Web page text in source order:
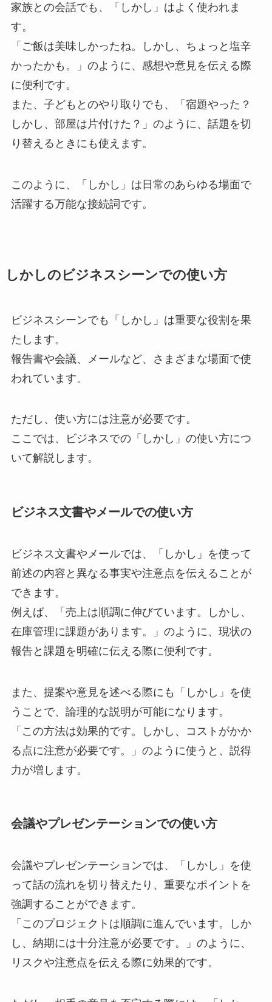
家族との会話でも、「しかし」はよく使われま
す。
「ご飯は美味しかったね。しかし、ちょっと塩辛
かったかも。」のように、感想や意見を伝える際
に便利です。
また、子どもとのやり取りでも、「宿題やった？
しかし、部屋は片付けた？」のように、話題を切
り替えるときにも使えます。
このように、「しかし」は日常のあらゆる場面で
活躍する万能な接続詞です。
しかしのビジネスシーンでの使い方
ビジネスシーンでも「しかし」は重要な役割を果
たします。
報告書や会議、メールなど、さまざまな場面で使
われています。
ただし、使い方には注意が必要です。
ここでは、ビジネスでの「しかし」の使い方につ
いて解説します。
ビジネス文書やメールでの使い方
ビジネス文書やメールでは、「しかし」を使って
前述の内容と異なる事実や注意点を伝えることが
できます。
例えば、「売上は順調に伸びています。しかし、
在庫管理に課題があります。」のように、現状の
報告と課題を明確に伝える際に便利です。
また、提案や意見を述べる際にも「しかし」を使
うことで、論理的な説明が可能になります。
「この方法は効果的です。しかし、コストがかか
る点に注意が必要です。」のように使うと、説得
力が増します。
会議やプレゼンテーションでの使い方
会議やプレゼンテーションでは、「しかし」を使
って話の流れを切り替えたり、重要なポイントを
強調することができます。
「このプロジェクトは順調に進んでいます。しか
し、納期には十分注意が必要です。」のように、
リスクや注意点を伝える際に効果的です。